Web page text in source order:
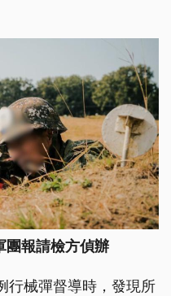
團報請檢方偵辦
行械彈督導時，發現所